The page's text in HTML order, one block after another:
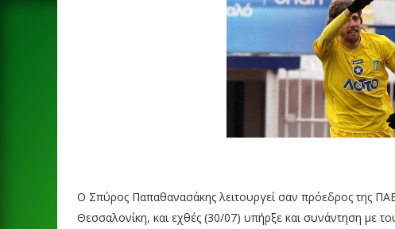
Ο Σπύρος Παπαθανασάκης λειτουργεί σαν πρόεδρος της
Θεσσαλονίκη, και εχθές (30/07) υπήρξε και συνάντηση με